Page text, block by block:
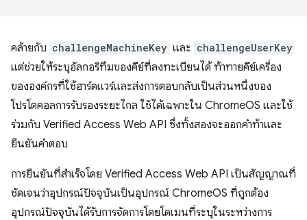
คล้ายกับ challengeMachineKey และ challengeUserKey
แต่ช่วยให้ระบุอัลกอริทึมของคีย์ที่ลงทะเบียนได้ ท้าทายคีย์เครื่อง
ขององค์กรที่ใช้ฮาร์ดแวร์และส่งการตอบกลับเป็นส่วนหนึ่งของ
โปรโตคอลการรับรองระยะไกล ใช้ได้เฉพาะใน ChromeOS และใช้
ร่วมกับ Verified Access Web API ซึ่งทั้งสองจะออกคำท้าและ
ยืนยันคำตอบ
การยืนยันที่สำเร็จโดย Verified Access Web API เป็นสัญญาณที่
ชัดเจนว่าอุปกรณ์ปัจจุบันเป็นอุปกรณ์ ChromeOS ที่ถูกต้อง
อุปกรณ์ปัจจุบันได้รับการจัดการโดยโดเมนที่ระบุในระหว่างการ